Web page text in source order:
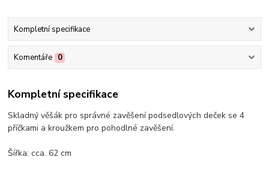
Kompletní specifikace
Komentáře 0
Kompletní specifikace
Skladný věšák pro správné zavěšení podsedlových deček se 4
příčkami a kroužkem pro pohodlné zavěšení.
Šířka: cca. 62 cm